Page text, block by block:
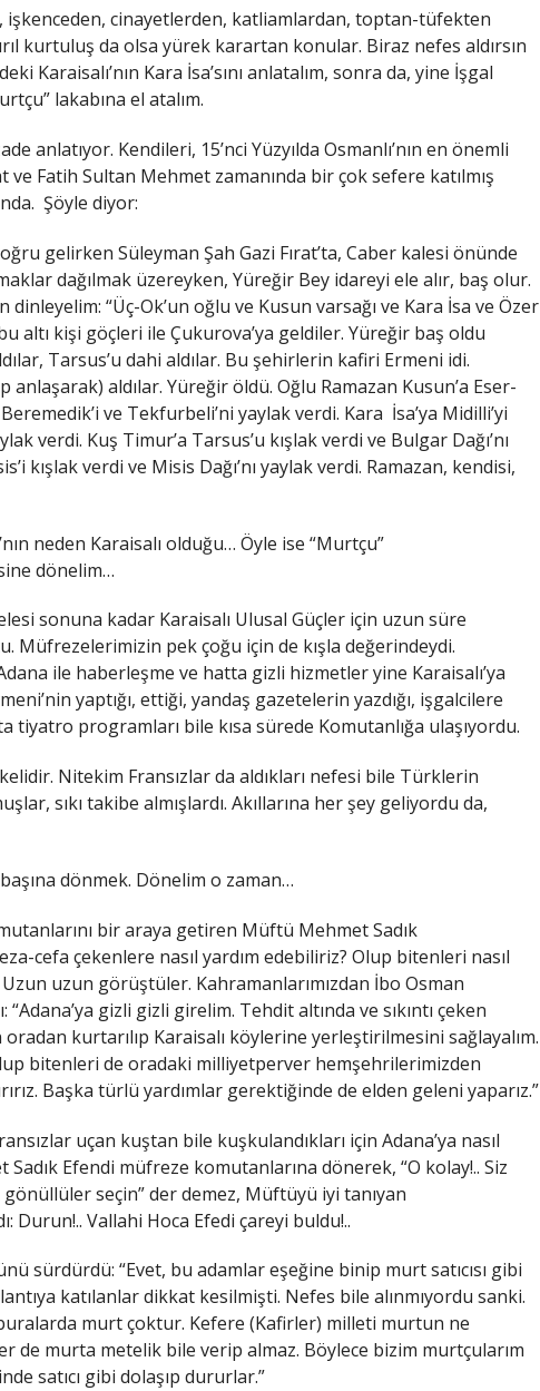
işkenceden, cinayetlerden, katliamlardan, toptan-tüfekten
kurtuluş da olsa yürek karartan konular. Biraz nefes aldırsın
Karaisalı’nın Kara İsa’sını anlatalım, sonra da, yine İşgal
lakabına el atalım.
anlatıyor. Kendileri, 15’nci Yüzyılda Osmanlı’nın en önemli
Fatih Sultan Mehmet zamanında bir çok sefere katılmış
Şöyle diyor:
gelirken Süleyman Şah Gazi Fırat’ta, Caber kalesi önünde
dağılmak üzereyken, Yüreğir Bey idareyi ele alır, baş olur.
dinleyelim: “Üç-Ok’un oğlu ve Kusun varsağı ve Kara İsa ve Özer
altı kişi göçleri ile Çukurova’ya geldiler. Yüreğir baş oldu
Tarsus’u dahi aldılar. Bu şehirlerin kafiri Ermeni idi.
aldılar. Yüreğir öldü. Oğlu Ramazan Kusun’a Eser-
ve Tekfurbeli’ni yaylak verdi. Kara İsa’ya Midilli’yi
verdi. Kuş Timur’a Tarsus’u kışlak verdi ve Bulgar Dağı’nı
kışlak verdi ve Misis Dağı’nı yaylak verdi. Ramazan, kendisi,
neden Karaisalı olduğu… Öyle ise “Murtçu”
dönelim…
sonuna kadar Karaisalı Ulusal Güçler için uzun süre
Müfrezelerimizin pek çoğu için de kışla değerindeydi.
ile haberleşme ve hatta gizli hizmetler yine Karaisalı’ya
yaptığı, ettiği, yandaş gazetelerin yazdığı, işgalcilere
tiyatro programları bile kısa sürede Komutanlığa ulaşıyordu.
Nitekim Fransızlar da aldıkları nefesi bile Türklerin
sıkı takibe almışlardı. Akıllarına her şey geliyordu da,
başına dönmek. Dönelim o zaman…
bir araya getiren Müftü Mehmet Sadık
cefa çekenlere nasıl yardım edebiliriz? Olup bitenleri nasıl
uzun görüştüler. Kahramanlarımızdan İbo Osman
“Adana’ya gizli gizli girelim. Tehdit altında ve sıkıntı çeken
oradan kurtarılıp Karaisalı köylerine yerleştirilmesini sağlayalım.
bitenleri de oradaki milliyetperver hemşehrilerimizden
Başka türlü yardımlar gerektiğinde de elden geleni yaparız.”
uçan kuştan bile kuşkulandıkları için Adana’ya nasıl
Sadık Efendi müfreze komutanlarına dönerek, “O kolay!.. Siz
seçin” der demez, Müftüyü iyi tanıyan
Durun!.. Vallahi Hoca Efedi çareyi buldu!..
sürdürdü: “Evet, bu adamlar eşeğine binip murt satıcısı gibi
katılanlar dikkat kesilmişti. Nefes bile alınmıyordu sanki.
murt çoktur. Kefere (Kafirler) milleti murtun ne
de murta metelik bile verip almaz. Böylece bizim murtçularım
satıcı gibi dolaşıp dururlar.”